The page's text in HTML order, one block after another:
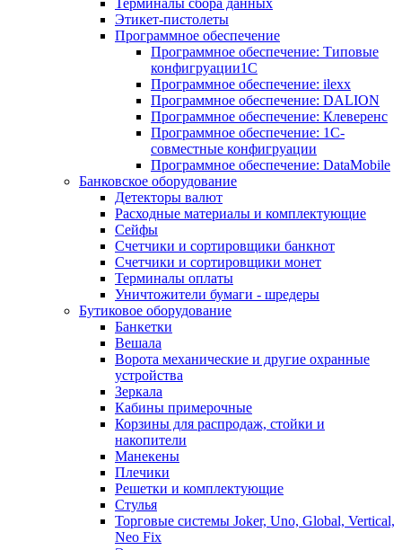
Терминалы сбора данных
Этикет-пистолеты
Программное обеспечение
Программное обеспечение: Типовые
конфигруации1С
Программное обеспечение: ilexx
Программное обеспечение: DALION
Программное обеспечение: Клеверенс
Программное обеспечение: 1С-
совместные конфигруации
Программное обеспечение: DataMobile
Банковское оборудование
Детекторы валют
Расходные материалы и комплектующие
Сейфы
Счетчики и сортировщики банкнот
Счетчики и сортировщики монет
Терминалы оплаты
Уничтожители бумаги - шредеры
Бутиковое оборудование
Банкетки
Вешала
Ворота механические и другие охранные
устройства
Зеркала
Кабины примерочные
Корзины для распродаж, стойки и
накопители
Манекены
Плечики
Решетки и комплектующие
Стулья
Торговые системы Joker, Uno, Global, Vertical,
Neo Fix